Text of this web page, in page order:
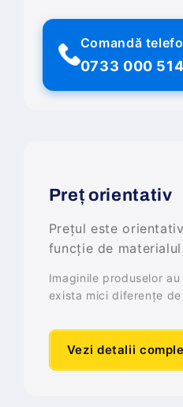
Comandă
0733 000 514
Preț orientativ
Prețul este
funcție de materialul
Imaginile produselor
exista mici diferențe de
Vezi detalii